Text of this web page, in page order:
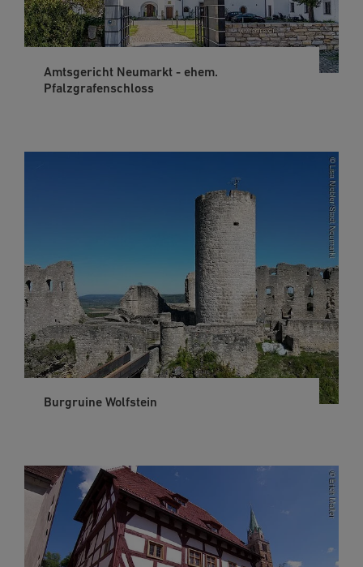
Amtsgericht Neumarkt - ehem.
Pfalzgrafenschloss
Burgruine Wolfstein